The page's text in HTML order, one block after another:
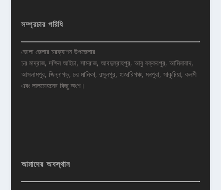
সম্প্রচার পরিধি
ভোলা জেলার চরফ্যাশন উপজেলার
চর মাদ্রাজ, দক্ষিন আইচা, সামরাজ, আবদুল্রাহপুর, আবু বক্করপুর, আমিনাবাদ,
আসলামপুর, জিন্নাগড়, চর মানিকা, রসুলপুর, হাজারিগঞ্চ, মনপুরা, সাকুচিয়া, কলমী
এবং লালমোহনের কিছু অংশ।
আমাদের অবস্থান